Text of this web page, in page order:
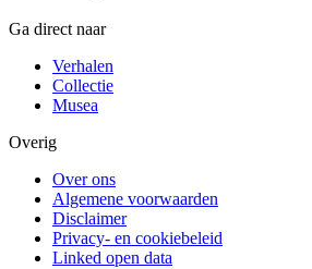
Ga direct naar
Verhalen
Collectie
Musea
Overig
Over ons
Algemene voorwaarden
Disclaimer
Privacy- en cookiebeleid
Linked open data